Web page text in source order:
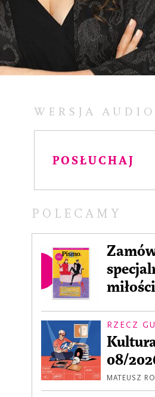
WERSJA AUDIO
POSŁUCHAJ
POLECAMY
RZECZ
08/
MATEUSZ